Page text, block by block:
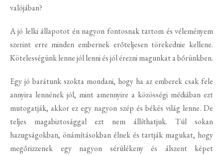
valójában?
A jó lelki állapotot én nagyon fontosnak tartom és véleményem
szerint erre minden embernek erőteljesen törekednie kellene.
Kötelességünk lenne jól lenni és jól érezni magunkat a bőrünkben.
Egy jó barátunk szokta mondani, hogy ha az emberek csak fele
annyira lennének jól, mint amennyire a közösségi médiában ezt
mutogatják, akkor ez egy nagyon szép és békés világ lenne. De
teljes magabiztosággal ezt nem állíthatjuk. Túl sokan
hazugságokban, önámításokban élnek és tartják magukat, hogy
megőrizzenek egy nagyon sérülékeny és álszent képet